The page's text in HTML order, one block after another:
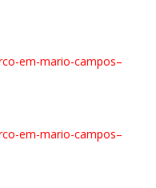
em-mario-campos–
em-mario-campos–